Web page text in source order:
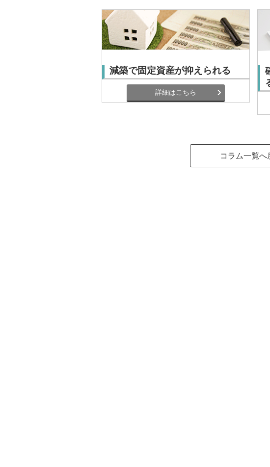
減築で固定資産が抑えられる
詳細はこちら
コラム一覧へ